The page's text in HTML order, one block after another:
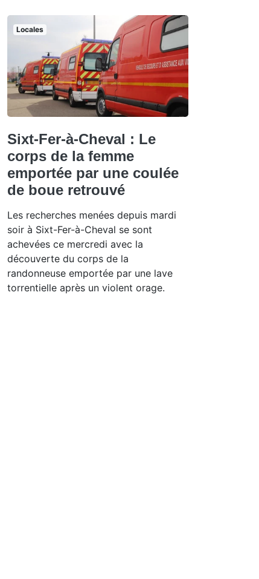
Locales
Sixt-Fer-à-Cheval : Le
corps de la femme
emportée par une coulée
de boue retrouvé
Les recherches menées depuis mardi
soir à Sixt-Fer-à-Cheval se sont
achevées ce mercredi avec la
découverte du corps de la
randonneuse emportée par une lave
torrentielle après un violent orage.